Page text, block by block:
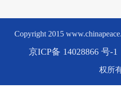
Copyright 2015
京ICP备 14028866 号-1
权所